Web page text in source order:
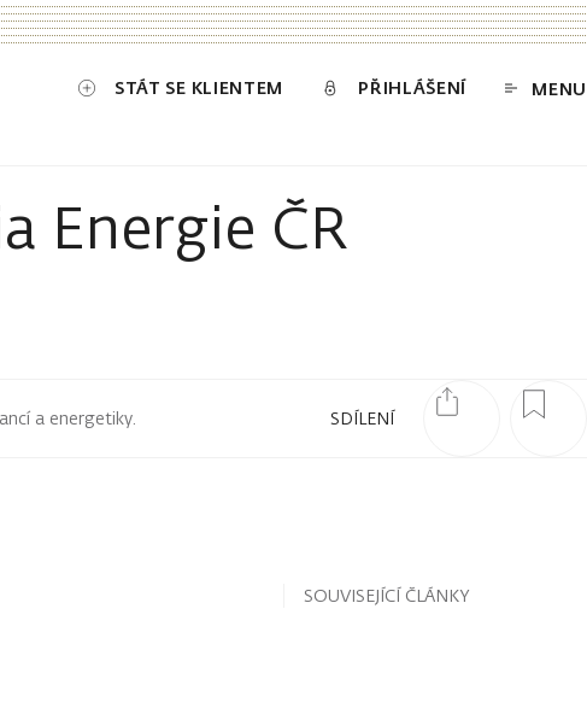
STÁT SE KLIENTEM PŘIHLÁŠENÍ MENU
Energie ČR
SDÍLENÍ
a energetiky.
SOUVISEJÍCÍ ČLÁNKY